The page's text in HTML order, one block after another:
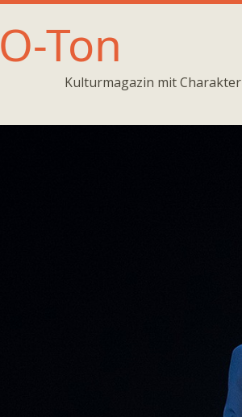
O-Ton
Kulturmagazin mit Charakter